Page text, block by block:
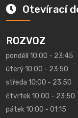
Otevírací
ROZVOZ
pondělí 10:00 - 23:45
úterý 10:00 - 23:50
středa 10:00 - 23:50
čtvrtek 10:00 - 23:50
pátek 10:00 - 01:15